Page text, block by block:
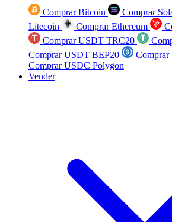
Comprar Bitcoin Comprar
Litecoin
Comprar Ethereum
Comprar USDT TRC20
Comprar USDT BEP20
Comprar USDC Polygon
Vender